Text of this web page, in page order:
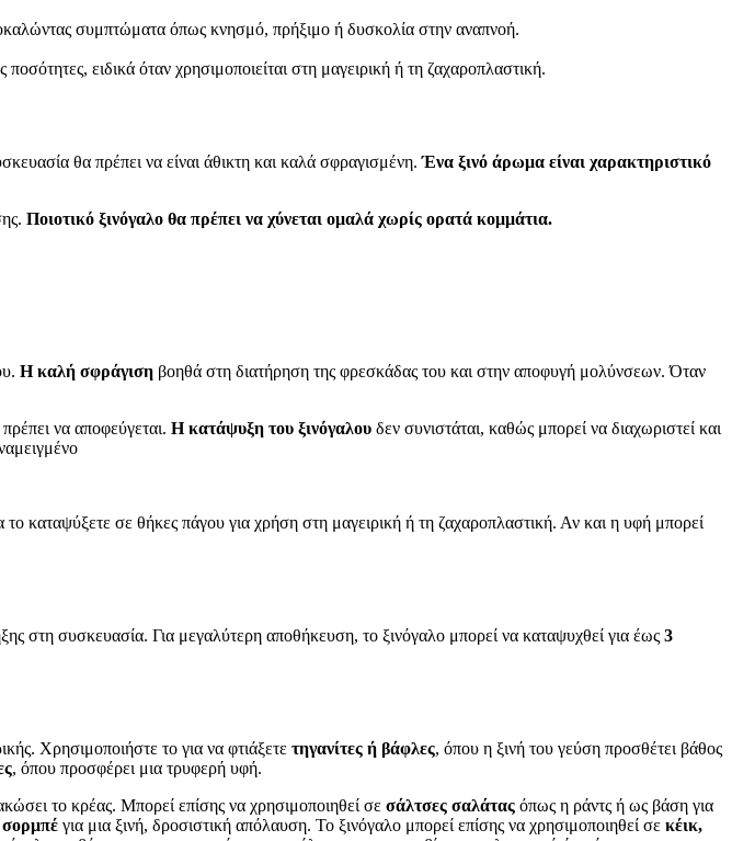
συμπτώματα όπως κνησμό, πρήξιμο ή δυσκολία στην αναπνοή.
ειδικά όταν χρησιμοποιείται στη μαγειρική ή τη ζαχαροπλαστική.
θα πρέπει να είναι άθικτη και καλά σφραγισμένη.Ένα ξινό άρωμα είναι χαρακτηριστικό
Ποιοτικό ξινόγαλο θα πρέπει να χύνεται ομαλά χωρίς ορατά κομμάτια.
Η καλή σφράγιση βοηθά στη διατήρηση της φρεσκάδας του και στην αποφυγή μολύνσεων. Όταν
να αποφεύγεται. Η κατάψυξη του ξινόγαλου δεν συνιστάται, καθώς μπορεί να διαχωριστεί και
το καταψύξετε σε θήκες πάγου για χρήση στη μαγειρική ή τη ζαχαροπλαστική. Αν και η υφή μπορεί
στη συσκευασία. Για μεγαλύτερη αποθήκευση, το ξινόγαλο μπορεί να καταψυχθεί για έως 3
Χρησιμοποιήστε το για να φτιάξετε τηγανίτες ή βάφλες, όπου η ξινή του γεύση προσθέτει βάθος
, όπου προσφέρει μια τρυφερή υφή.
το κρέας. Μπορεί επίσης να χρησιμοποιηθεί σε σάλτσες σαλάτας όπως η ράντς ή ως βάση για
σορμπέ για μια ξινή, δροσιστική απόλαυση. Το ξινόγαλο μπορεί επίσης να χρησιμοποιηθεί σε κέικ,